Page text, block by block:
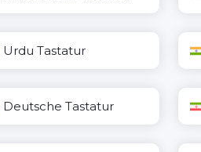
Urdu Tastatur
Deutsche Tastatur